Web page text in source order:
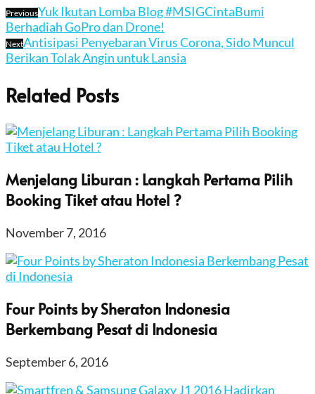
PreviousYuk Ikutan Lomba Blog #MSIGCintaBumi
Berhadiah GoPro dan Drone!
NextAntisipasi Penyebaran Virus Corona, Sido Muncul
Berikan Tolak Angin untuk Lansia
Related Posts
Menjelang Liburan : Langkah Pertama Pilih
Booking Tiket atau Hotel ?
November 7, 2016
Four Points by Sheraton Indonesia
Berkembang Pesat di Indonesia
September 6, 2016